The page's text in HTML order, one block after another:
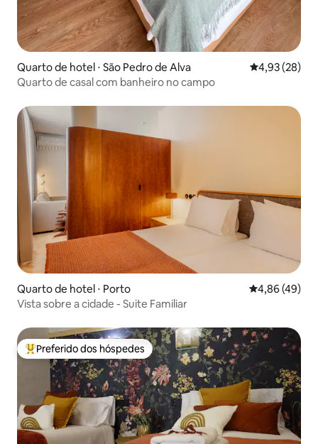
Quarto de hotel ⋅ São Pedro de Alva 4,93 de uma
4,93 (28)
Quarto de casal com banheiro no campo
Quarto de hotel ⋅ Porto 4,86 de uma
4,86 (49)
Vista sobre a cidade - Suite Familiar
Entre os melhores preferidos dos hóspedes
Preferido dos hóspedes